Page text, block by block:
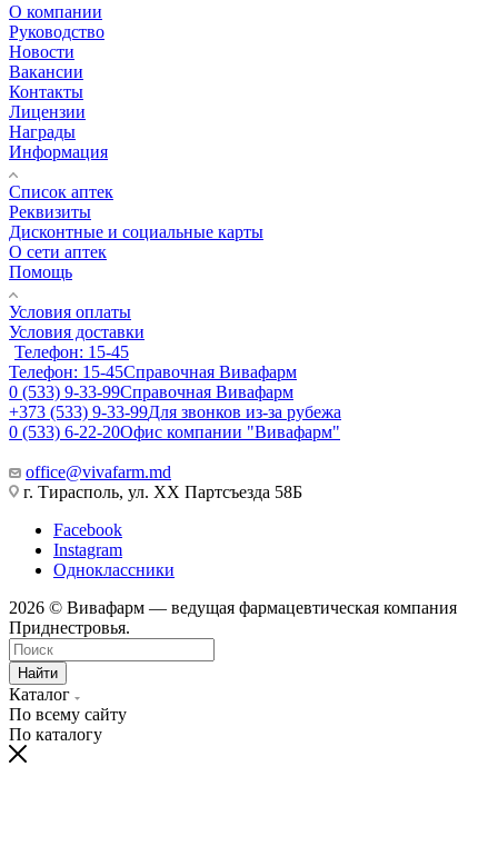
О компании
Руководство
Новости
Вакансии
Контакты
Лицензии
Награды
Информация
Список аптек
Реквизиты
Дисконтные и социальные карты
О сети аптек
Помощь
Условия оплаты
Условия доставки
Телефон: 15-45
Телефон: 15-45Справочная Вивафарм
0 (533) 9-33-99Справочная Вивафарм
+373 (533) 9-33-99Для звонков из-за рубежа
0 (533) 6-22-20Офис компании "Вивафарм"
office@vivafarm.md
г. Тирасполь, ул. ХХ Партсъезда 58Б
Facebook
Instagram
Одноклассники
2026 © Вивафарм — ведущая фармацевтическая компания
Приднестровья.
Найти
Каталог
По всему сайту
По каталогу